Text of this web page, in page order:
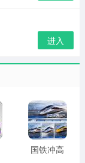
进入
国铁冲高